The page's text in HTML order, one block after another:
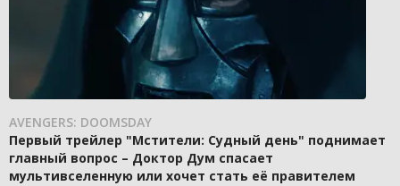
AVENGERS: DOOMSDAY
Первый трейлер "Мстители: Судный день" поднимает
главный вопрос – Доктор Дум спасает
мультивселенную или хочет стать её правителем